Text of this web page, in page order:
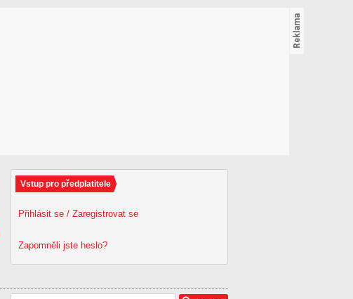
Vstup pro předplatitele
Přihlásit se / Zaregistrovat se
Zapomněli jste heslo?